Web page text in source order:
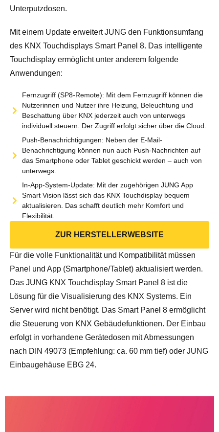
Unterputzdosen.
Mit einem Update erweitert JUNG den Funktionsumfang
des KNX Touchdisplays Smart Panel 8. Das intelligente
Touchdisplay ermöglicht unter anderem folgende
Anwendungen:
Fernzugriff (SP8-Remote): Mit dem Fernzugriff können die
Nutzerinnen und Nutzer ihre Heizung, Beleuchtung und
Beschattung über KNX jederzeit auch von unterwegs
individuell steuern. Der Zugriff erfolgt sicher über die Cloud.
Push-Benachrichtigungen: Neben der E-Mail-
Benachrichtigung können nun auch Push-Nachrichten auf
das Smartphone oder Tablet geschickt werden – auch von
unterwegs.
In-App-System-Update: Mit der zugehörigen JUNG App
Smart Vision lässt sich das KNX Touchdisplay bequem
aktualisieren. Das schafft deutlich mehr Komfort und
Flexibilität.
ZUR HERSTELLERWEBSITE
Für die volle Funktionalität und Kompatibilität müssen
Panel und App (Smartphone/Tablet) aktualisiert werden.
Das JUNG KNX Touchdisplay Smart Panel 8 ist die
Lösung für die Visualisierung des KNX Systems. Ein
Server wird nicht benötigt. Das Smart Panel 8 ermöglicht
die Steuerung von KNX Gebäudefunktionen. Der Einbau
erfolgt in vorhandene Gerätedosen mit Abmessungen
nach DIN 49073 (Empfehlung: ca. 60 mm tief) oder JUNG
Einbaugehäuse EBG 24.